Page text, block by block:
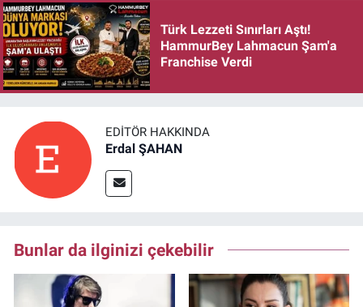
Türk Lezzeti Sınırları Aştı!
HammurBey Lahmacun Şam'a
Franchise Verdi
EDITÖR HAKKINDA
Erdal ŞAHAN
Bunlar da ilginizi çekebilir